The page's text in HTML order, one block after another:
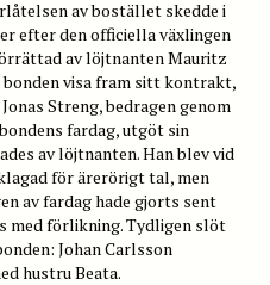
av bostället skedde i
efter den officiella växlingen
av löjtnanten Mauritz
bonden visa fram sitt kontrakt,
Streng, bedragen genom
fardag, utgöt sin
av löjtnanten. Han blev vid
för ärerörigt tal, men
av fardag hade gjorts sent
med förlikning. Tydligen slöt
Johan Carlsson
hustru Beata.